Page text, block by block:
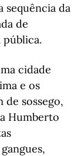
sequência da
de
pública.
cidade
e os
de sossego,
Humberto